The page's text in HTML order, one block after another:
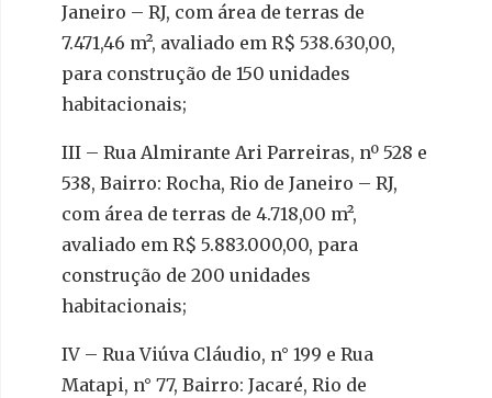
Janeiro – RJ, com área de terras de
7.471,46 m², avaliado em R$ 538.630,00,
para construção de 150 unidades
habitacionais;
III – Rua Almirante Ari Parreiras, nº 528 e
538, Bairro: Rocha, Rio de Janeiro – RJ,
com área de terras de 4.718,00 m²,
avaliado em R$ 5.883.000,00, para
construção de 200 unidades
habitacionais;
IV – Rua Viúva Cláudio, n° 199 e Rua
Matapi, n° 77, Bairro: Jacaré, Rio de